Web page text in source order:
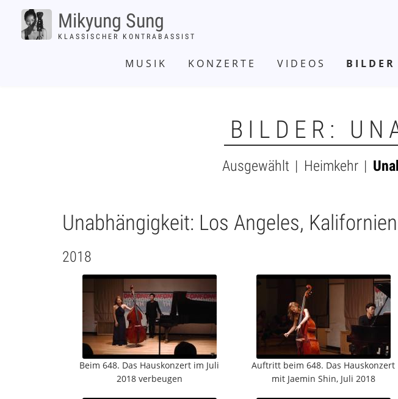
Direkt
Inhalt
Mikyung Sung
KLASSISCHER KONTRABASSIST
MUSIK KONZERTE VIDEOS BILDER
BILDER:
PICTURES
Ausgewählt Heimkehr
Unabhängigkeit: Los Angeles, Kalifornien
2018
Beim 648. Das Hauskonzert im Juli
2018 verbeugen
Auftritt beim 648. Das Hauskonzert
mit Jaemin Shin, Juli 2018